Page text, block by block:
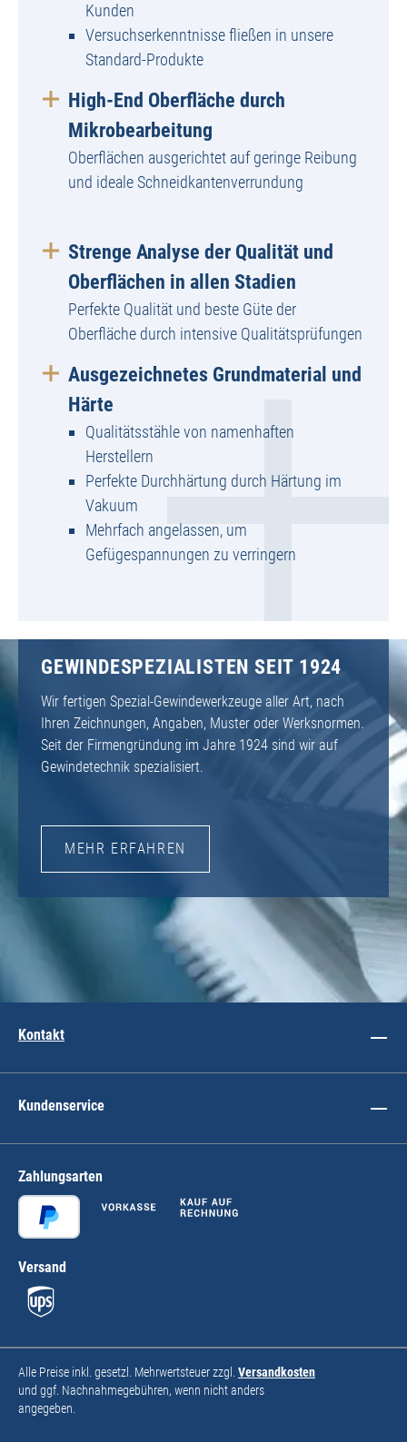
Kunden
Versuchserkenntnisse fließen in unsere
Standard-Produkte
High-End Oberfläche durch
Mikrobearbeitung
Oberflächen ausgerichtet auf geringe Reibung
und ideale Schneidkantenverrundung
Strenge Analyse der Qualität und
Oberflächen in allen Stadien
Perfekte Qualität und beste Güte der
Oberfläche durch intensive Qualitätsprüfungen
Ausgezeichnetes Grundmaterial und
Härte
Qualitätsstähle von namenhaften
Herstellern
Perfekte Durchhärtung durch Härtung im
Vakuum
Mehrfach angelassen, um
Gefügespannungen zu verringern
GEWINDESPEZIALISTEN SEIT 1924
Wir fertigen Spezial-Gewindewerkzeuge aller Art, nach
Ihren Zeichnungen, Angaben, Muster oder Werksnormen.
Seit der Firmengründung im Jahre 1924 sind wir auf
Gewindetechnik spezialisiert.
MEHR ERFAHREN
Kontakt
Kundenservice
Zahlungsarten
Versand
Alle Preise inkl. gesetzl. Mehrwertsteuer zzgl. Versandkosten
und ggf. Nachnahmegebühren, wenn nicht anders
angegeben.